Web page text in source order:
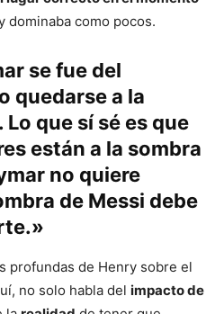
dominaba como pocos.
se fue del
quedarse a la
que sí sé es que
están a la sombra
no quiere
de Messi debe
profundas de Henry sobre el
no solo habla del impacto de